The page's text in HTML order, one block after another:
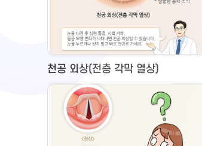
천공 외상(전층 각막 열상)